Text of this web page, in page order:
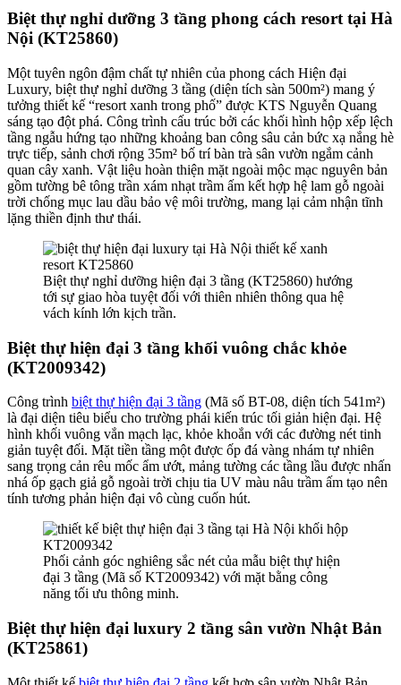
Biệt thự nghỉ dưỡng 3 tầng phong cách resort tại Hà
Nội (KT25860)
Một tuyên ngôn đậm chất tự nhiên của phong cách Hiện đại
Luxury, biệt thự nghỉ dưỡng 3 tầng (diện tích sàn 500m²) mang ý
tưởng thiết kế “resort xanh trong phố” được KTS Nguyễn Quang
sáng tạo đột phá. Công trình cấu trúc bởi các khối hình hộp xếp lệch
tầng ngẫu hứng tạo những khoảng ban công sâu cản bức xạ nắng hè
trực tiếp, sảnh chơi rộng 35m² bố trí bàn trà sân vườn ngắm cảnh
quan cây xanh. Vật liệu hoàn thiện mặt ngoài mộc mạc nguyên bản
gồm tường bê tông trần xám nhạt trầm ấm kết hợp hệ lam gỗ ngoài
trời chống mục lau dầu bảo vệ môi trường, mang lại cảm nhận tĩnh
lặng thiền định thư thái.
Biệt thự nghỉ dưỡng hiện đại 3 tầng (KT25860) hướng
tới sự giao hòa tuyệt đối với thiên nhiên thông qua hệ
vách kính lớn kịch trần.
Biệt thự hiện đại 3 tầng khối vuông chắc khỏe
(KT2009342)
Công trình biệt thự hiện đại 3 tầng (Mã số BT-08, diện tích 541m²)
là đại diện tiêu biểu cho trường phái kiến trúc tối giản hiện đại. Hệ
hình khối vuông vắn mạch lạc, khỏe khoắn với các đường nét tinh
giản tuyệt đối. Mặt tiền tầng một được ốp đá vàng nhám tự nhiên
sang trọng cản rêu mốc ẩm ướt, mảng tường các tầng lầu được nhấn
nhá ốp gạch giả gỗ ngoài trời chịu tia UV màu nâu trầm ấm tạo nên
tính tương phản hiện đại vô cùng cuốn hút.
Phối cảnh góc nghiêng sắc nét của mẫu biệt thự hiện
đại 3 tầng (Mã số KT2009342) với mặt bằng công
năng tối ưu thông minh.
Biệt thự hiện đại luxury 2 tầng sân vườn Nhật Bản
(KT25861)